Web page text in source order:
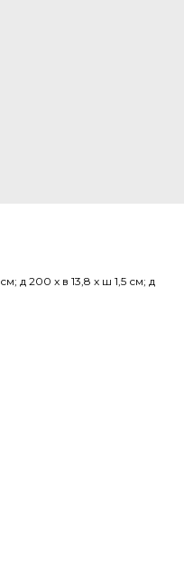
д 200 x в 13,8 x ш 1,5 см; д